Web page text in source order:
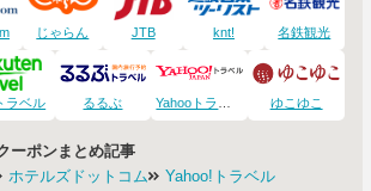
じゃらん JTB knt! 名鉄観光
ラベル るるぶ ゆこゆこ
ーポンまとめ記事
ホテルズドットコム
Yahoo!トラベル